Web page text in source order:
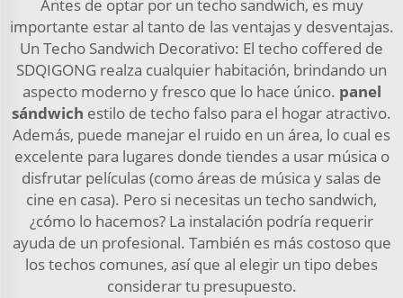
Antes de optar por un techo sandwich, es muy
importante estar al tanto de las ventajas y desventajas.
Un Techo Sandwich Decorativo: El techo coffered de
SDQIGONG realza cualquier habitación, brindando un
aspecto moderno y fresco que lo hace único. panel
sándwich estilo de techo falso para el hogar atractivo.
Además, puede manejar el ruido en un área, lo cual es
excelente para lugares donde tiendes a usar música o
disfrutar películas (como áreas de música y salas de
cine en casa). Pero si necesitas un techo sandwich,
¿cómo lo hacemos? La instalación podría requerir
ayuda de un profesional. También es más costoso que
los techos comunes, así que al elegir un tipo debes
considerar tu presupuesto.